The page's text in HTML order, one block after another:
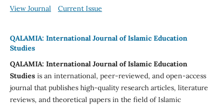
View Journal
Current Issue
QALAMIA: International Journal of Islamic Education
Studies
QALAMIA: International Journal of Islamic Education
Studiesis an international, peer-reviewed, and open-access
journal that publishes high-quality research articles, literature
reviews, and theoretical papers in the field of Islamic